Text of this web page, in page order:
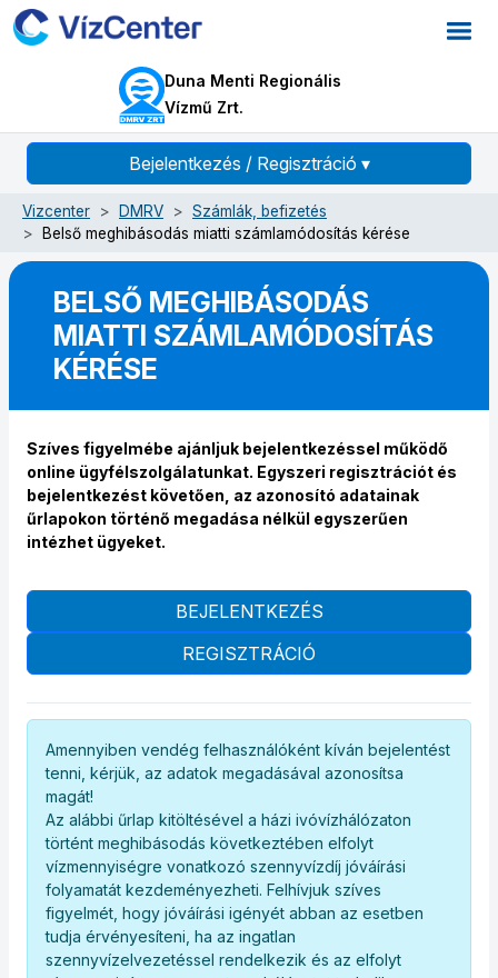
Duna Menti Regionális
Vízmű Zrt.
Bejelentkezés / Regisztráció ▾
Vizcenter DMRV
Számlák, befizetés
Belső meghibásodás miatti számlamódosítás kérése
BELSŐ MEGHIBÁSODÁS
MIATTI SZÁMLAMÓDOSÍTÁS
KÉRÉSE
Szíves figyelmébe ajánljuk bejelentkezéssel működő
online ügyfélszolgálatunkat. Egyszeri regisztrációt és
bejelentkezést követően, az azonosító adatainak
űrlapokon történő megadása nélkül egyszerűen
intézhet ügyeket.
BEJELENTKEZÉS
REGISZTRÁCIÓ
Amennyiben vendég felhasználóként kíván bejelentést
tenni, kérjük, az adatok megadásával azonosítsa
magát!
Az alábbi űrlap kitöltésével a házi ivóvízhálózaton
történt meghibásodás következtében elfolyt
vízmennyiségre vonatkozó szennyvízdíj jóváírási
folyamatát kezdeményezheti. Felhívjuk szíves
figyelmét, hogy jóváírási igényét abban az esetben
tudja érvényesíteni, ha az ingatlan
szennyvízelvezetéssel rendelkezik és az elfolyt